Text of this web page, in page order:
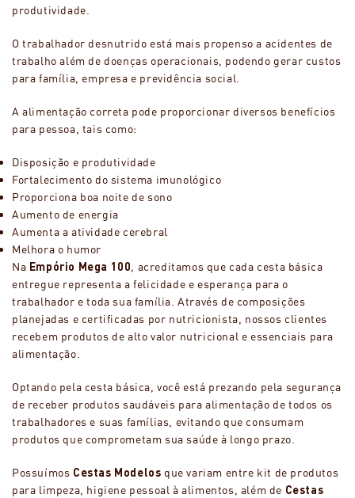
produtividade.
O trabalhador desnutrido está mais propenso a acidentes de
trabalho além de doenças operacionais, podendo gerar custos
para família, empresa e previdência social.
A alimentação correta pode proporcionar diversos benefícios
para pessoa, tais como:
Disposição e produtividade
Fortalecimento do sistema imunológico
Proporciona boa noite de sono
Aumento de energia
Aumenta a atividade cerebral
Melhora o humor
Na Empório Mega 100, acreditamos que cada cesta básica
entregue representa a felicidade e esperança para o
trabalhador e toda sua família. Através de composições
planejadas e certificadas por nutricionista, nossos clientes
recebem produtos de alto valor nutricional e essenciais para
alimentação.
Optando pela cesta básica, você está prezando pela segurança
de receber produtos saudáveis para alimentação de todos os
trabalhadores e suas famílias, evitando que consumam
produtos que comprometam sua saúde à longo prazo.
Possuímos Cestas Modelos que variam entre kit de produtos
para limpeza, higiene pessoal à alimentos, além de Cestas